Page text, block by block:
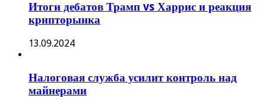
Итоги дебатов Трамп vs Харрис и реакция
крипторынка
13.09.2024
Налоговая служба усилит контроль над
майнерами